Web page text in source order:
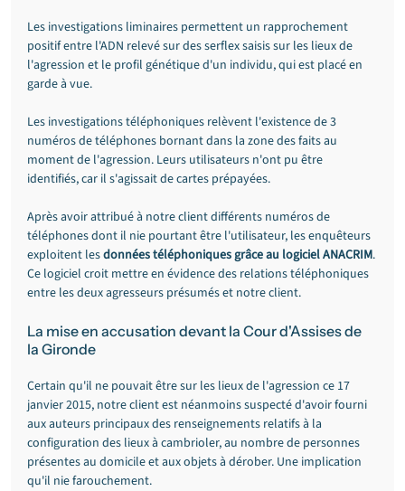
Les investigations liminaires permettent un rapprochement
positif entre l'ADN relevé sur des serflex saisis sur les lieux de
l'agression et le profil génétique d'un individu, qui est placé en
garde à vue.
Les investigations téléphoniques relèvent l'existence de 3
numéros de téléphones bornant dans la zone des faits au
moment de l'agression. Leurs utilisateurs n'ont pu être
identifiés, car il s'agissait de cartes prépayées.
Après avoir attribué à notre client différents numéros de
téléphones dont il nie pourtant être l'utilisateur, les enquêteurs
exploitent les données téléphoniques grâce au logiciel ANACRIM.
Ce logiciel croit mettre en évidence des relations téléphoniques
entre les deux agresseurs présumés et notre client.
La mise en accusation devant la Cour d'Assises de
la Gironde
Certain qu'il ne pouvait être sur les lieux de l'agression ce 17
janvier 2015, notre client est néanmoins suspecté d'avoir fourni
aux auteurs principaux des renseignements relatifs à la
configuration des lieux à cambrioler, au nombre de personnes
présentes au domicile et aux objets à dérober. Une implication
qu'il nie farouchement.